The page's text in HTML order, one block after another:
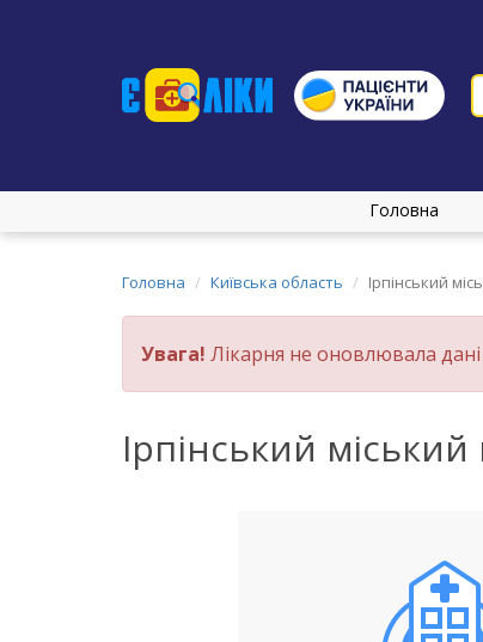
Головна
Головна Київська область Ірпінський
Увага! Лікарня не оновлювала дані
Ірпінський